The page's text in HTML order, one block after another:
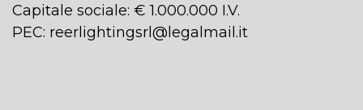
Capitale sociale: € 1.000.000 I.V.
PEC: reerlightingsrl@legalmail.it